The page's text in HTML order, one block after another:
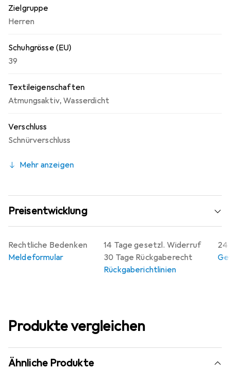
Zielgruppe
Herren
Schuhgrösse (EU)
39
Textileigenschaften
Atmungsaktiv,Wasserdicht
Verschluss
Schnürverschluss
Mehr anzeigen
Preisentwicklung
14 Tage gesetzl. Widerruf
30 Tage Rückgaberecht
Rückgaberichtlinien
24
Rechtliche Bedenken
Meldeformular
Produkte vergleichen
Ähnliche Produkte